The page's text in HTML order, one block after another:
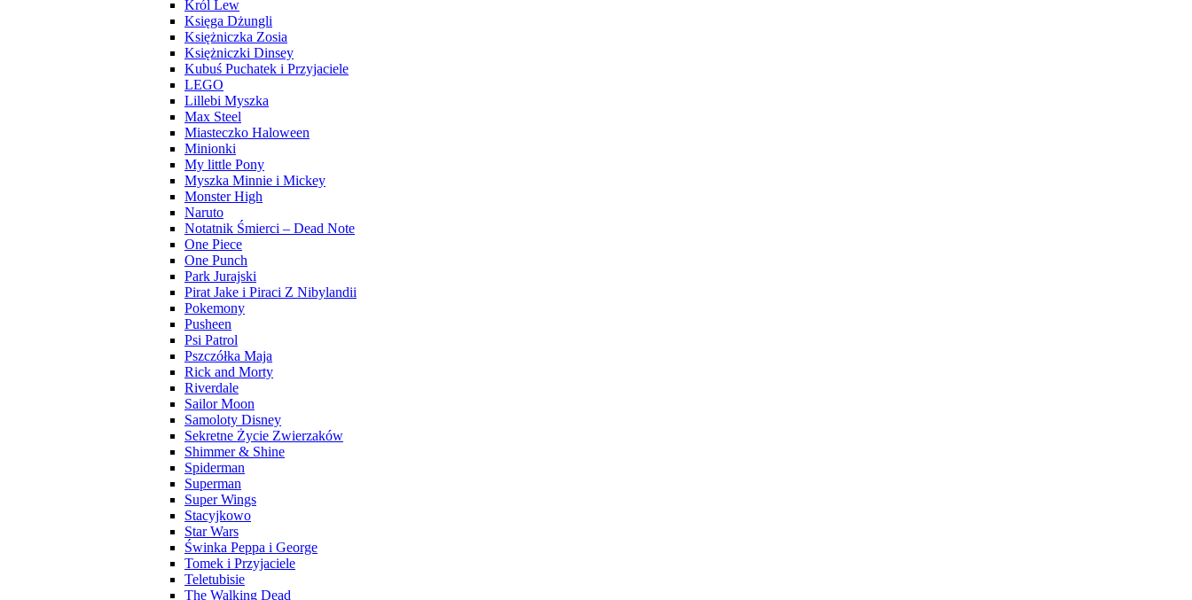
Król Lew
Księga Dżungli
Księżniczka Zosia
Księżniczki Dinsey
Kubuś Puchatek i Przyjaciele
LEGO
Lillebi Myszka
Max Steel
Miasteczko Haloween
Minionki
My little Pony
Myszka Minnie i Mickey
Monster High
Naruto
Notatnik Śmierci – Dead Note
One Piece
One Punch
Park Jurajski
Pirat Jake i Piraci Z Nibylandii
Pokemony
Pusheen
Psi Patrol
Pszczółka Maja
Rick and Morty
Riverdale
Sailor Moon
Samoloty Disney
Sekretne Życie Zwierzaków
Shimmer & Shine
Spiderman
Superman
Super Wings
Stacyjkowo
Star Wars
Świnka Peppa i George
Tomek i Przyjaciele
Teletubisie
The Walking Dead